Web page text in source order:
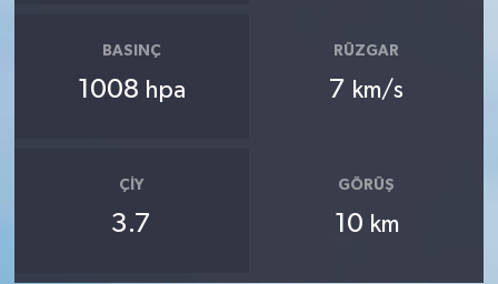
BASINÇ
1008 hpa
RÜZGAR
7 km/s
ÇIY
3.7
GÖRÜŞ
10 km